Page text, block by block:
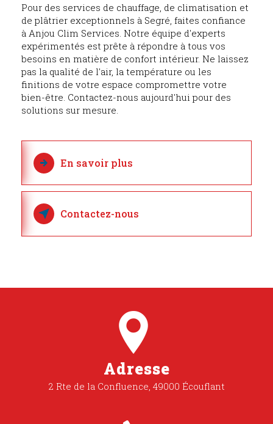
Pour des services de chauffage, de climatisation et
de plâtrier exceptionnels à Segré, faites confiance
à Anjou Clim Services. Notre équipe d'experts
expérimentés est prête à répondre à tous vos
besoins en matière de confort intérieur. Ne laissez
pas la qualité de l'air, la température ou les
finitions de votre espace compromettre votre
bien-être. Contactez-nous aujourd'hui pour des
solutions sur mesure.
En savoir plus
Contactez-nous
Adresse
2 Rte de la Confluence, 49000 Écouflant